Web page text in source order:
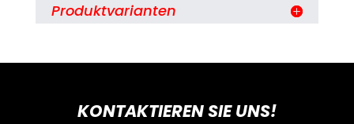
Produktvarianten
KONTAKTIEREN SIE UNS!